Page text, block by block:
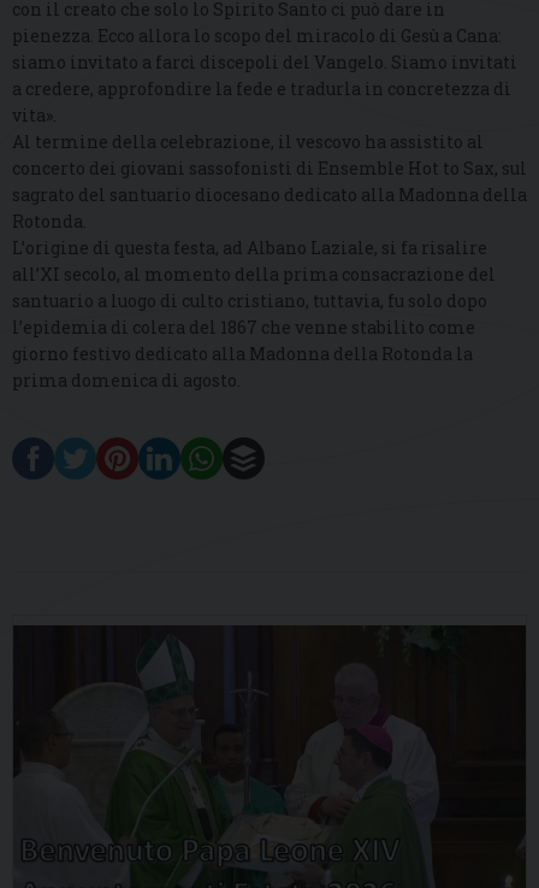
con il creato che solo lo Spirito Santo ci può dare in
pienezza. Ecco allora lo scopo del miracolo di Gesù a Cana:
siamo invitato a farci discepoli del Vangelo. Siamo invitati
a credere, approfondire la fede e tradurla in concretezza di
vita».
Al termine della celebrazione, il vescovo ha assistito al
concerto dei giovani sassofonisti di Ensemble Hot to Sax, sul
sagrato del santuario diocesano dedicato alla Madonna della
Rotonda.
L’origine di questa festa, ad Albano Laziale, si fa risalire
all’XI secolo, al momento della prima consacrazione del
santuario a luogo di culto cristiano, tuttavia, fu solo dopo
l’epidemia di colera del 1867 che venne stabilito come
giorno festivo dedicato alla Madonna della Rotonda la
prima domenica di agosto.